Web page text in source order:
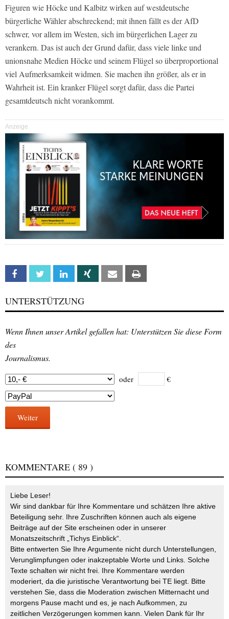
Figuren wie Höcke und Kalbitz wirken auf westdeutsche
bürgerliche Wähler abschreckend; mit ihnen fällt es der AfD
schwer, vor allem im Westen, sich im bürgerlichen Lager zu
verankern. Das ist auch der Grund dafür, dass viele linke und
unionsnahe Medien Höcke und seinem Flügel so überproportional
viel Aufmerksamkeit widmen. Sie machen ihn größer, als er in
Wahrheit ist. Ein kranker Flügel sorgt dafür, dass die Partei
gesamtdeutsch nicht vorankommt.
Anzeige
Facebook Twitter Linkedin Xing Email
UNTERSTÜTZUNG
Wenn Ihnen unser Artikel gefallen hat: Unterstützen Sie diese Form
des
Journalismus.
oder €
Weiter
KOMMENTARE ( 89 )
Liebe Leser!
Wir sind dankbar für Ihre Kommentare und schätzen Ihre aktive
Beteiligung sehr. Ihre Zuschriften können auch als eigene
Beiträge auf der Site erscheinen oder in unserer
Monatszeitschrift „Tichys Einblick“.
Bitte entwerten Sie Ihre Argumente nicht durch Unterstellungen,
Verunglimpfungen oder inakzeptable Worte und Links. Solche
Texte schalten wir nicht frei. Ihre Kommentare werden
moderiert, da die juristische Verantwortung bei TE liegt. Bitte
verstehen Sie, dass die Moderation zwischen Mitternacht und
morgens Pause macht und es, je nach Aufkommen, zu
zeitlichen Verzögerungen kommen kann. Vielen Dank für Ihr